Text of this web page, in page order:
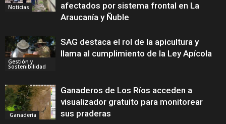
Noticias
afectados por sistema frontal en La
Araucanía y Ñuble
Gestión y
Sostenibilidad
SAG destaca el rol de la apicultura y
llama al cumplimiento de la Ley Apícola
Ganadería
Ganaderos de Los Ríos acceden a
visualizador gratuito para monitorear
sus praderas